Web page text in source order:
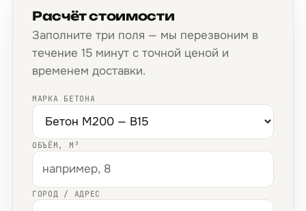
Расчёт стоимости
Заполните три поля — мы перезвоним в
течение 15 минут с точной ценой и
временем доставки.
МАРКА БЕТОНА
ОБЪЁМ, М³
ГОРОД / АДРЕС